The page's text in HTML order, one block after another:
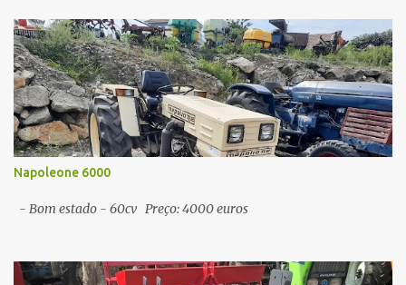
Napoleone 6000
- Bom estado - 60cv Preço: 4000 euros